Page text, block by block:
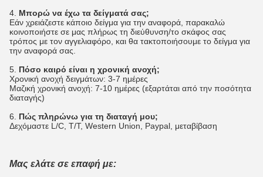
4. Μπορώ να έχω τα δείγματά σας;
Εάν χρειάζεστε κάποιο δείγμα για την αναφορά, παρακαλώ
κοινοποιήστε σε μας πλήρως τη διεύθυνση/το σκάφος σας
τρόπος με τον αγγελιαφόρο, και θα τακτοποιήσουμε το δείγμα για
την αναφορά σας.
5. Πόσο καιρό είναι η χρονική ανοχή;
Χρονική ανοχή δειγμάτων: 3-7 ημέρες
Μαζική χρονική ανοχή: 7-10 ημέρες (εξαρτάται από την ποσότητα
διαταγής)
6. Πώς πληρώνω για τη διαταγή μου;
Δεχόμαστε L/C, T/T, Western Union, Paypal, μεταβίβαση
Μας ελάτε σε επαφή με: